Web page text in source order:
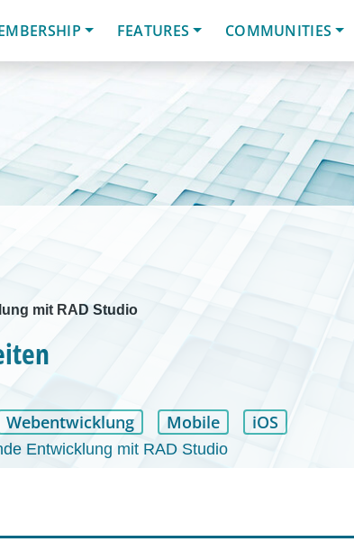
FEATURES COMMUNITIES
mit RAD Studio
Webentwicklung Mobile iOS
Entwicklung mit RAD Studio